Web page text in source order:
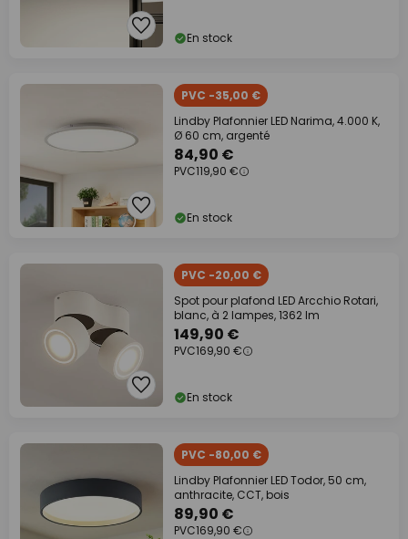
En stock
PVC -35,00 €
Lindby Plafonnier LED Narima, 4.000 K,
Ø 60 cm, argenté
84,90 €
PVC119,90 €
En stock
PVC -20,00 €
Spot pour plafond LED Arcchio Rotari,
blanc, à 2 lampes, 1362 lm
149,90 €
PVC169,90 €
En stock
PVC -80,00 €
Lindby Plafonnier LED Todor, 50 cm,
anthracite, CCT, bois
89,90 €
PVC169,90 €